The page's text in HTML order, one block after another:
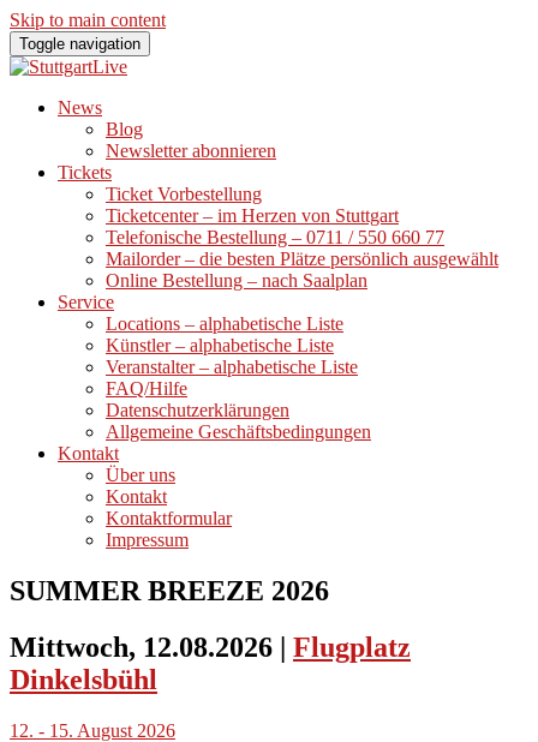
Skip to main content
Toggle navigation
News
Blog
Newsletter abonnieren
Tickets
Ticket Vorbestellung
Ticketcenter – im Herzen von Stuttgart
Telefonische Bestellung – 0711 / 550 660 77
Mailorder – die besten Plätze persönlich ausgewählt
Online Bestellung – nach Saalplan
Service
Locations – alphabetische Liste
Künstler – alphabetische Liste
Veranstalter – alphabetische Liste
FAQ/Hilfe
Datenschutzerklärungen
Allgemeine Geschäftsbedingungen
Kontakt
Über uns
Kontakt
Kontaktformular
Impressum
SUMMER BREEZE 2026
Mittwoch, 12.08.2026 | Flugplatz
Dinkelsbühl
12. - 15. August 2026